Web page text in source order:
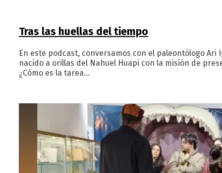
Tras las huellas del tiempo
En este podcast, conversamos con el paleontólogo
nacido a orillas del Nahuel Huapi con la misión de
¿Cómo es la tarea…